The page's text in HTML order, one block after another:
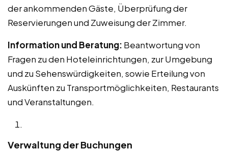
der ankommenden Gäste, Überprüfung der
Reservierungen und Zuweisung der Zimmer.
Information und Beratung: Beantwortung von
Fragen zu den Hoteleinrichtungen, zur Umgebung
und zu Sehenswürdigkeiten, sowie Erteilung von
Auskünften zu Transportmöglichkeiten, Restaurants
und Veranstaltungen.
Verwaltung der Buchungen